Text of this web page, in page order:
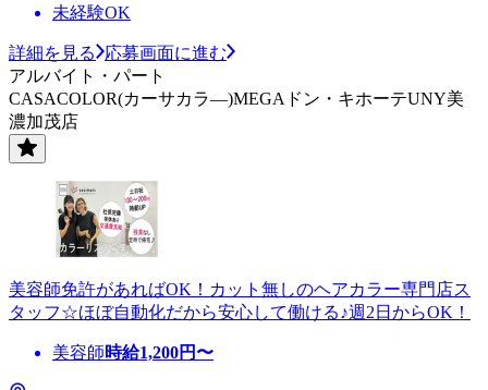
未経験OK
詳細を見る
応募画面に進む
アルバイト・パート
CASACOLOR(カーサカラ―)MEGAドン・キホーテUNY美
濃加茂店
美容師免許があればOK！カット無しのヘアカラー専門店ス
タッフ☆ほぼ自動化だから安心して働ける♪週2日からOK！
美容師時給1,200円〜